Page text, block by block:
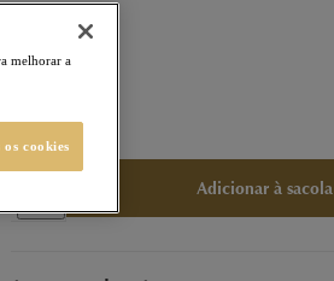
Adicionar à sacola
melhorar a
cookies